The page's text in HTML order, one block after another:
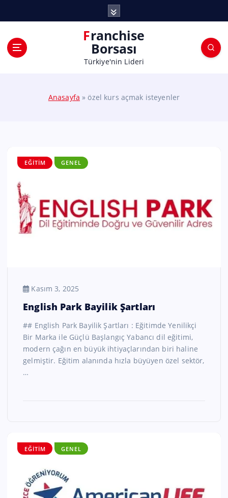
Franchise
Borsası
Türkiye'nin Lideri
Anasayfa » özel kurs açmak isteyenler
EĞITIM GENEL
Kasım 3, 2025
English Park Bayilik Şartları
## English Park Bayilik Şartları : Eğitimde Yenilikçi
Bir Marka ile Güçlü Başlangıç Yabancı dil eğitimi,
modern çağın en büyük ihtiyaçlarından biri haline
gelmiştir. Eğitim alanında hızla büyüyen özel sektör,
…
EĞITIM GENEL